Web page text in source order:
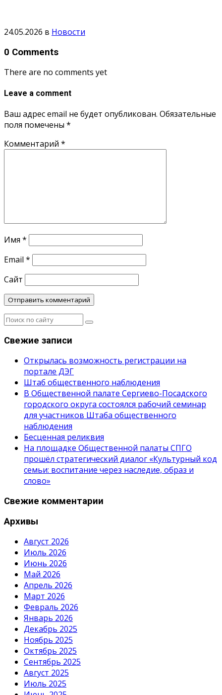
24.05.2026 в Новости
0 Comments
There are no comments yet
Leave a comment
Ваш адрес email не будет опубликован. Обязательные
поля помечены *
Комментарий *
Имя *
Email *
Сайт
Свежие записи
Открылась возможность регистрации на
портале ДЭГ
Штаб общественного наблюдения
В Общественной палате Сергиево-Посадского
городского округа состоялся рабочий семинар
для участников Штаба общественного
наблюдения
Бесценная реликвия
На площадке Общественной палаты СПГО
прошёл стратегический диалог «Культурный код
семьи: воспитание через наследие, образ и
слово»
Свежие комментарии
Архивы
Август 2026
Июль 2026
Июнь 2026
Май 2026
Апрель 2026
Март 2026
Февраль 2026
Январь 2026
Декабрь 2025
Ноябрь 2025
Октябрь 2025
Сентябрь 2025
Август 2025
Июль 2025